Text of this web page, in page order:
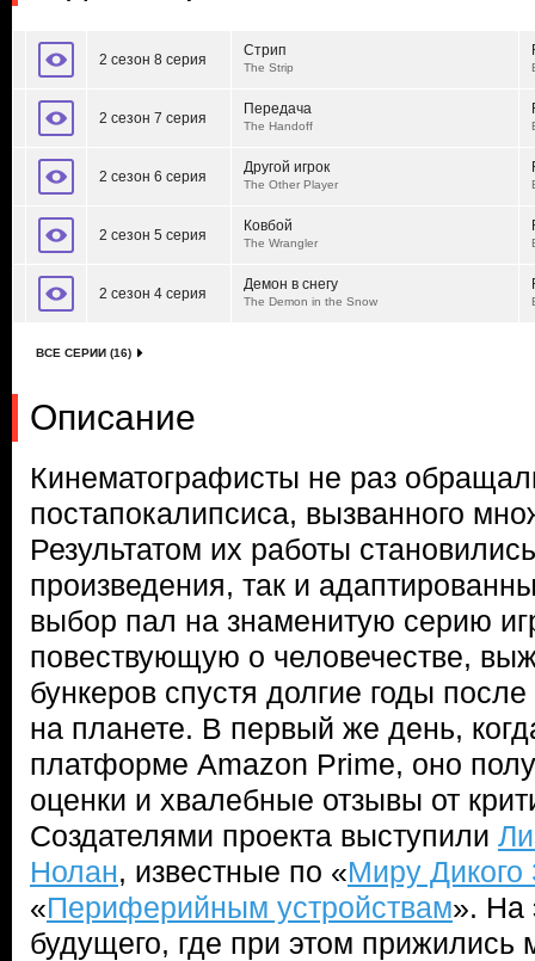
2 сезон 8 серия
Стрип
The Strip
2 сезон 7 серия
Передача
The Handoff
2 сезон 6 серия
Другой игрок
The Other Player
2 сезон 5 серия
Ковбой
The Wrangler
2 сезон 4 серия
Демон в снегу
The Demon in the Snow
ВСЕ СЕРИИ (16)
Описание
Кинематографисты не раз
постапокалипсиса, вызванного
Результатом их работы
произведения, так и
выбор пал на знаменитую серию
повествующую о человечестве,
бункеров спустя долгие годы
на планете. В первый же день,
платформе Amazon Prime, оно
оценки и хвалебные отзывы от
Создателями проекта выступили
Нолан, известные по «Миру Дикого
«Периферийным устройствам». На
будущего, где при этом прижились